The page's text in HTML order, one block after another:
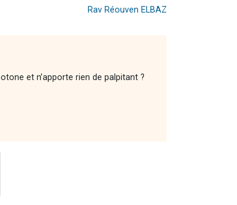
Rav Réouven ELBAZ
et n’apporte rien de palpitant ?